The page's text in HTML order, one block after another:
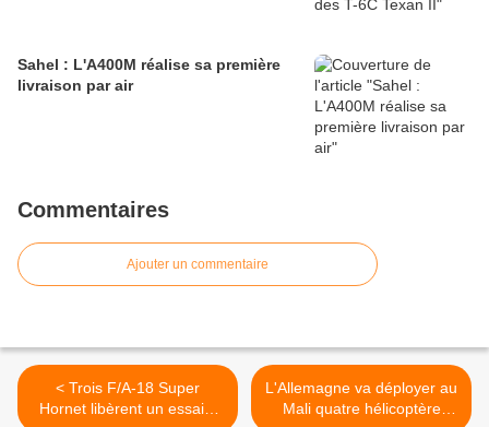
Sahel : L'A400M réalise sa première
livraison par air
Commentaires
Ajouter un commentaire
< Trois F/A-18 Super
Hornet libèrent un essaim
L'Allemagne va déployer au
Mali quatre hélicoptère